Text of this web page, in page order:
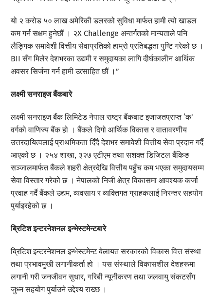
यो २ करोड ५० लाख अमेरिकी डलरको सुविधा मार्फत हामी त्यो खाडल
कम गर्न सक्षम हुनेछौं । २X Challenge अन्तर्गतको मान्यताले पनि
लैङ्गिक समावेशी वित्तीय सेवाप्रतिको हाम्रो प्रतिबद्धता पुष्टि गरेको छ ।
BII सँग मिलेर देशभरका उद्यमी र समुदायका लागि दीर्घकालीन आर्थिक
अवसर सिर्जना गर्न हामी उत्साहित छौं ।”
लक्ष्मी सनराइज बैंकबारे
लक्ष्मी सनराइज बैंक लिमिटेड नेपाल राष्ट्र बैंकबाट इजाजतप्राप्त ‘क’
वर्गको वाणिज्य बैंक हो । बैंकले दिगो आर्थिक विकास र वातावरणीय
उत्तरदायित्वलाई प्राथमिकता दिँदै देशभर समावेशी वित्तीय सेवा प्रदान गर्दै
आएको छ । २५४ शाखा, ३२७ एटीएम तथा सशक्त डिजिटल बैंकिङ
सञ्जालमार्फत बैंकले शहरी क्षेत्रदेखि वित्तीय पहुँच कम भएका समुदायसम्म
सेवा विस्तार गरेको छ । नेपालको निजी क्षेत्र विकासमा आवश्यक कर्जा
प्रवाह गर्दै बैंकले उद्यम, व्यवसाय र व्यक्तिगत ग्राहकलाई निरन्तर सहयोग
पुर्याइरहेको छ ।
ब्रिटिश इन्टरनेशनल इन्भेस्टमेन्टबारे
ब्रिटिश इन्टरनेशनल इन्भेस्टमेन्ट बेलायत सरकारको विकास वित्त संस्था
तथा प्रभावमुखी लगानीकर्ता हो । यस संस्थाले विकासशील देशहरूमा
लगानी गरी जनजीवन सुधार, गरिबी न्यूनीकरण तथा जलवायु संकटसँग
जुध्न सहयोग पुर्याउने उद्देश्य राख्छ ।